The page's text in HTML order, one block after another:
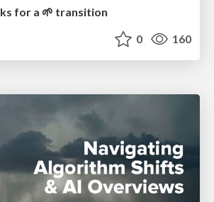
for a 🌱 transition
0 160